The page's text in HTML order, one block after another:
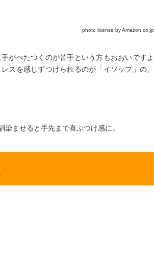
photo license by Amazon.co.jp
がべたつくのが苦手という方もおおいですよ
スを感じずつけられるのが「イソップ」の、
ませると手先まで喜ぶつけ感に。